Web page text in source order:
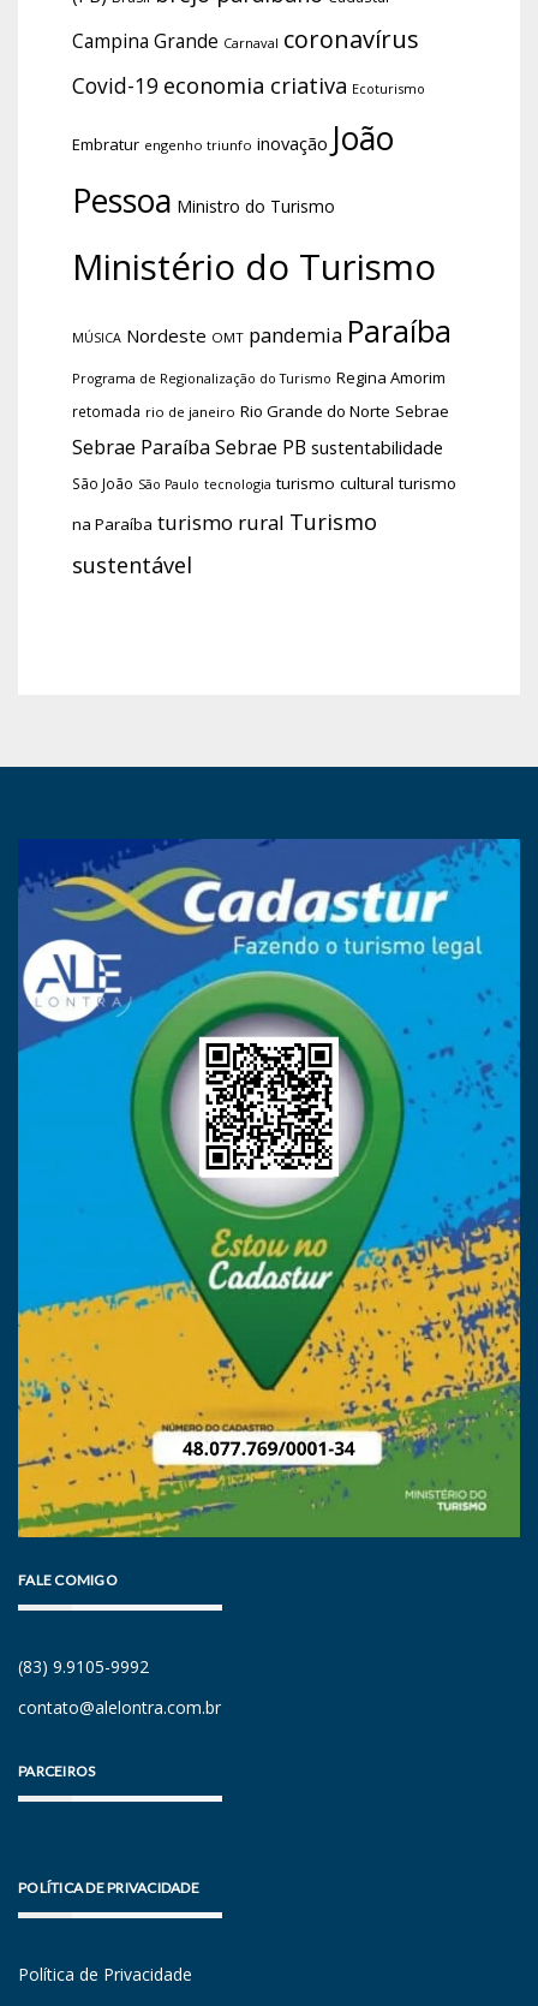
Campina Grande Carnaval coronavírus
Covid-19 economia criativa Ecoturismo
Embratur engenho triunfo inovação João
Pessoa Ministro do Turismo
Ministério do Turismo
MÚSICA Nordeste OMT pandemia Paraíba
Programa de Regionalização do Turismo Regina Amorim
retomada rio de janeiro Rio Grande do Norte Sebrae
Sebrae Paraíba Sebrae PB sustentabilidade
São João São Paulo tecnologia turismo cultural turismo
na Paraíba turismo rural Turismo
sustentável
FALE COMIGO
(83) 9.9105-9992
contato@alelontra.com.br
PARCEIROS
POLÍTICA DE PRIVACIDADE
Política de Privacidade